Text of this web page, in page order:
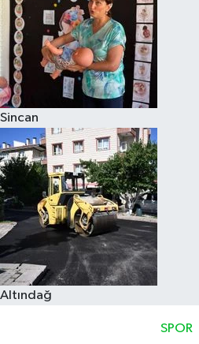
Sincan
Altındağ
SPOR